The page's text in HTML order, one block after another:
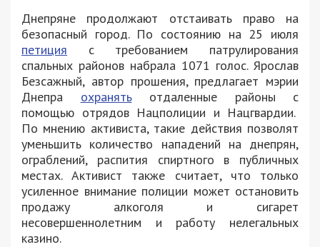
Днепряне продолжают отстаивать право на
безопасный город. По состоянию на 25 июля
петиция с требованием патрулирования
спальных районов набрала 1071 голос. Ярослав
Безсажный, автор прошения, предлагает мэрии
Днепра охранятьотдаленные районы с
помощью отрядов Нацполиции и Нацгвардии.
По мнению активиста, такие действия позволят
уменьшить количество нападений на днепрян,
ограблений, распития спиртного в публичных
местах. Активист также считает, что только
усиленное внимание полиции может остановить
продажу алкоголя и сигарет
несовершеннолетним и работу нелегальных
казино.